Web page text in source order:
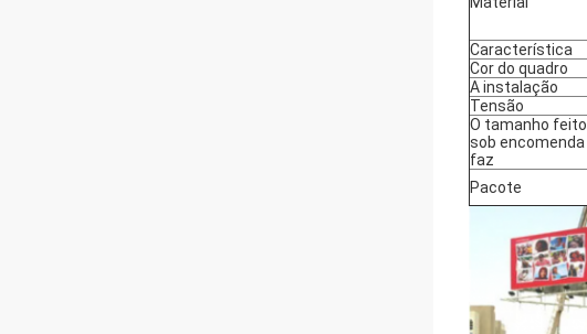
Característica
Cor do quadro
A instalação
Tensão
O tamanho feito
sob encomenda
faz
Pacote